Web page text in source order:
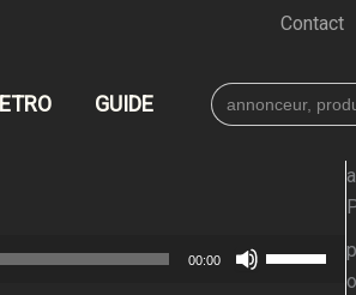
Contact
GUIDE
Search
for:
00:00